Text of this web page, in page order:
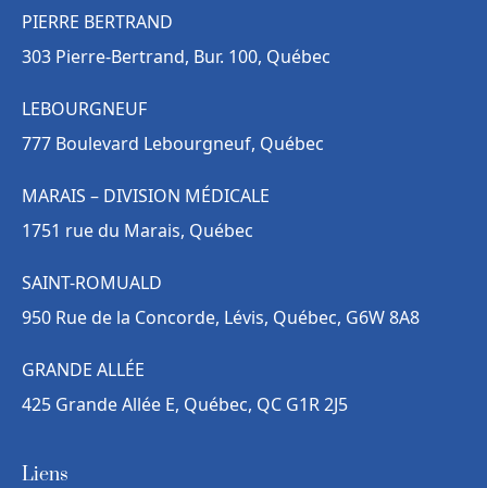
PIERRE BERTRAND
303 Pierre-Bertrand, Bur. 100, Québec
LEBOURGNEUF
777 Boulevard Lebourgneuf, Québec
MARAIS – DIVISION MÉDICALE
1751 rue du Marais, Québec
SAINT-ROMUALD
950 Rue de la Concorde, Lévis, Québec, G6W 8A8
GRANDE ALLÉE
425 Grande Allée E, Québec, QC G1R 2J5
Liens